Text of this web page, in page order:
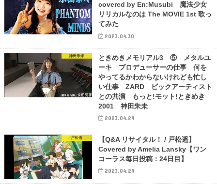
covered by En:Musubi 魔法少女
リリカルなのは The MOVIE 1st 歌っ
てみた
2023.04.30
神田朱未
ときめきメモリアル3 ⑤ メタルユ
ーキ プロデューサーの仕事 何を
やってるかわからないけれども忙し
い仕事 ZARD ビックアーティスト
との共演 もっと!モット!ときめき
2001 神田朱未
2023.04.29
戸松遥
【Q&A リサイタル！ / 戸松遥】
Covered by Amelia Lansky【ワン
コーラス毎日投稿：24日目】
2023.04.29